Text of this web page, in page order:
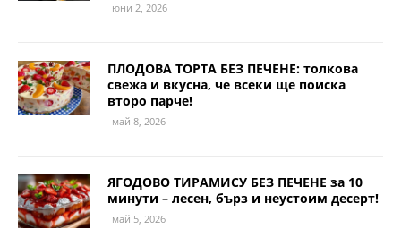
юни 2, 2026
ПЛОДОВА ТОРТА БЕЗ ПЕЧЕНЕ: толкова
свежа и вкусна, че всеки ще поиска
второ парче!
май 8, 2026
ЯГОДОВО ТИРАМИСУ БЕЗ ПЕЧЕНЕ за 10
минути – лесен, бърз и неустоим десерт!
май 5, 2026